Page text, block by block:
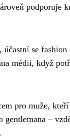
podporuje
se fashion
médii, když
pro muže,
–